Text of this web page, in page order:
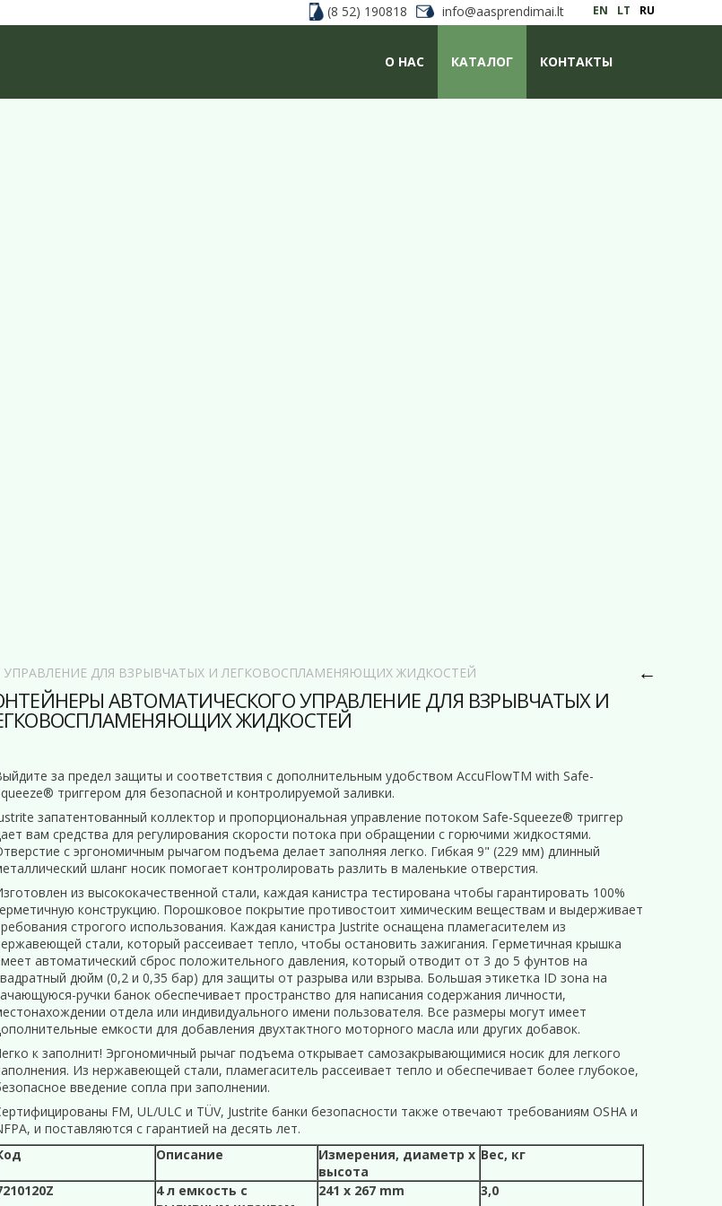
EN LT RU
О НАС КАТАЛОГ КОНТАКТЫ
(8 52) 190818 info@aasprendimai.lt
ДЛЯ ВЗРЫВЧАТЫХ И ЛЕГКОВОСПЛАМЕНЯЮЩИХ ЖИДКОСТЕЙ ←
АВТОМАТИЧЕСКОГО УПРАВЛЕНИЕ ДЛЯ ВЗРЫВЧАТЫХ И
ЖИДКОСТЕЙ
за предел защиты и соответствия с дополнительным удобством AccuFlowTM with Safe-
триггером для безопасной и контролируемой заливки.
запатентованный коллектор и пропорциональная управление потоком Safe-Squeeze® триггер
вам средства для регулирования скорости потока при обращении с горючими жидкостями.
с эргономичным рычагом подъема делает заполняя легко. Гибкая 9" (229 мм) длинный
шланг носик помогает контролировать разлить в маленькие отверстия.
из высококачественной стали, каждая канистра тестирована чтобы гарантировать 100%
конструкцию. Порошковое покрытие противостоит химическим веществам и выдерживает
строгого использования. Каждая канистра Justrite оснащена пламегасителем из
стали, который рассеивает тепло, чтобы остановить зажигания. Герметичная крышка
автоматический сброс положительного давления, который отводит от 3 до 5 фунтов на
дюйм (0,2 и 0,35 бар) для защиты от разрыва или взрыва. Большая этикетка ID зона на
ручки банок обеспечивает пространство для написания содержания личности,
отдела или индивидуального имени пользователя. Все размеры могут имеет
емкости для добавления двухтактного моторного масла или других добавок.
к заполнит! Эргономичный рычаг подъема открывает самозакрывающимися носик для легкого
Из нержавеющей стали, пламегаситель рассеивает тепло и обеспечивает более глубокое,
введение сопла при заполнении.
FM, UL/ULC и TÜV, Justrite банки безопасности также отвечают требованиям OSHA и
и поставляются с гарантией на десять лет.
Описание
Измерения, диаметр х
высота
Вес, кг
4 л емкость с
241 x 267 mm 3,0